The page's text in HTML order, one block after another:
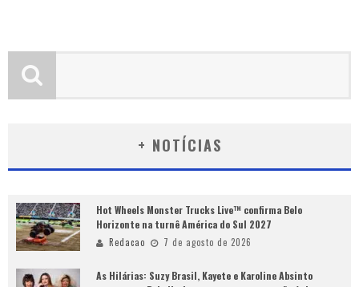
+ NOTÍCIAS
Hot Wheels Monster Trucks Live™ confirma Belo
Horizonte na turnê América do Sul 2027
Redacao 7 de agosto de 2026
As Hilárias: Suzy Brasil, Kayete e Karoline Absinto